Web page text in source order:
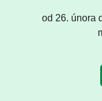
od 26. února